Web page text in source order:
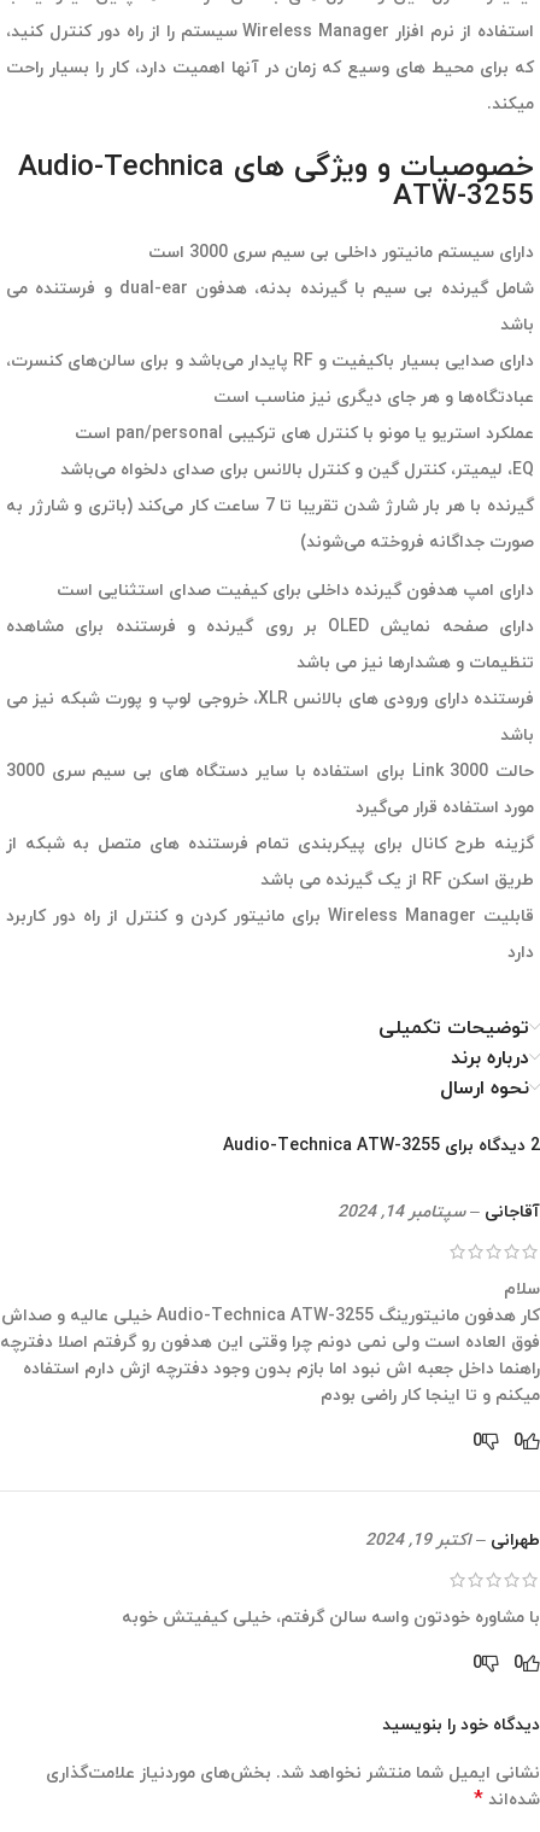
استفاده از نرم افزار Wireless Manager سیستم را از راه دور کنترل کنید،
که برای محیط های وسیع که زمان در آنها اهمیت دارد، کار را بسیار راحت
میکند.
خصوصیات و ویژگی های Audio-Technica
ATW-3255
دارای سیستم مانیتور داخلی بی سیم سری 3000 است
شامل گیرنده بی سیم با گیرنده بدنه، هدفون dual-ear و فرستنده می
باشد
دارای صدایی بسیار باکیفیت و RF پایدار می‌باشد و برای سالن‌های کنسرت،
عبادتگاه‎‌ها و هر جای دیگری نیز مناسب است
عملکرد استریو یا مونو با کنترل های ترکیبی pan/personal است
EQ، لیمیتر، کنترل گین و کنترل بالانس برای صدای دلخواه می‌باشد
گیرنده با هر بار شارژ شدن تقریبا تا 7 ساعت کار می‌کند (باتری و شارژر به
صورت جداگانه فروخته می‌شوند)
دارای امپ هدفون گیرنده داخلی برای کیفیت صدای استثنایی است
دارای صفحه نمایش OLED بر روی گیرنده و فرستنده برای مشاهده
تنظیمات و هشدارها نیز می باشد
فرستنده دارای ورودی های بالانس XLR، خروجی لوپ و پورت شبکه نیز می
باشد
حالت 3000
Link برای استفاده با سایر دستگاه های بی سیم سری 3000
مورد استفاده قرار می‌گیرد
گزینه طرح کانال برای پیکربندی تمام فرستنده های متصل به شبکه از
طریق اسکن RF از یک گیرنده می باشد
قابلیت Wireless Manager برای مانیتور کردن و کنترل از راه دور کاربرد
دارد
توضیحات تکمیلی
درباره برند
نحوه ارسال
2 دیدگاه برای Audio-Technica ATW-3255
آقاجانی – سپتامبر 14, 2024
سلام
کار هدفون مانیتورینگ Audio-Technica ATW-3255 خیلی عالیه و صداش
فوق العاده است ولی نمی دونم چرا وقتی این هدفون رو گرفتم اصلا دفترچه
راهنما داخل جعبه اش نبود اما بازم بدون وجود دفترچه ازش دارم استفاده
میکنم و تا اینجا کار راضی بودم
0
0
طهرانی – اکتبر 19, 2024
با مشاوره خودتون واسه سالن گرفتم، خیلی کیفیتش خوبه
0
0
دیدگاه خود را بنویسید
نشانی ایمیل شما منتشر نخواهد شد. بخش‌های موردنیاز علامت‌گذاری
شده‌اند *